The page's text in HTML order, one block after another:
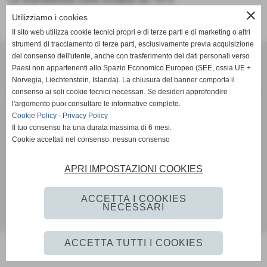
SCANDIANESE CALCIO - ASSOCIAZIONE SPORTIVA DILETTANTISTICA
v. Dell´Eco 10 int. 1 Chiozza - 42019 Scandiano (Reggio Emilia)
P.I. Partita IVA 02444480350 C.F Codice Fiscale 91152640354
Via Dell´Eco n.° 10 - Chiozza -42019 - SCANDIANO - REGGIO EMILIA - 42019 - SCANDIANO (REGGIO EMILIA)
Tel. 0522 855072 Fax 0522 765574
picciati.alberto@hotmail.it asd.sporting@gmail.com
Privacy Policy-Cookie Policy
Realizzazione siti web www.sitoper.it
close
Utilizziamo i cookies
Il sito web utilizza cookie tecnici propri e di terze parti e di marketing o altri
strumenti di tracciamento di terze parti, esclusivamente previa acquisizione
del consenso dell'utente, anche con trasferimento dei dati personali verso
Paesi non appartenenti allo Spazio Economico Europeo (SEE, ossia UE +
Norvegia, Liechtenstein, Islanda). La chiusura del banner comporta il
consenso ai soli cookie tecnici necessari. Se desideri approfondire
l'argomento puoi consultare le informative complete.
Cookie Policy - Privacy Policy
Il tuo consenso ha una durata massima di 6 mesi.
Cookie accettati nel consenso: nessun consenso
APRI IMPOSTAZIONI COOKIES
ACCETTA I COOKIES
NECESSARI
ACCETTA TUTTI I COOKIES